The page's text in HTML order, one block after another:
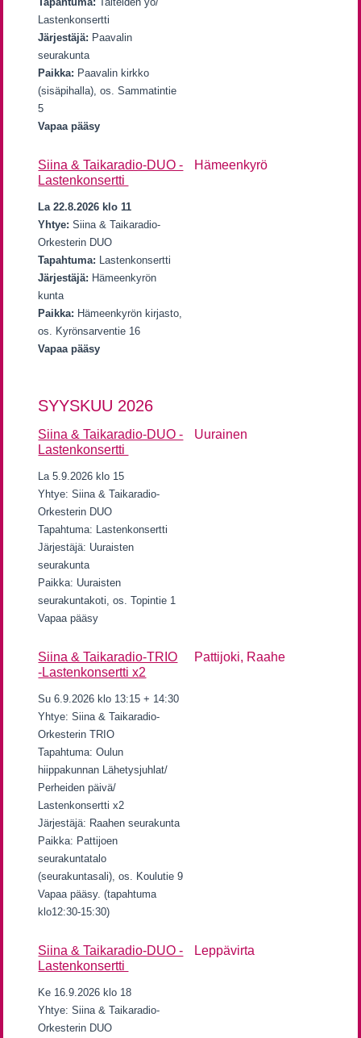
Lastenkonsertti
Järjestäjä: Paavalin
seurakunta
Paikka: Paavalin kirkko
(sisäpihalla), os. Sammatintie
5
Vapaa pääsy
Siina & Taikaradio-DUO -
Lastenkonsertti
La 22.8.2026 klo 11
Yhtye: Siina & Taikaradio-
Orkesterin DUO
Tapahtuma: Lastenkonsertti
Järjestäjä: Hämeenkyrön
kunta
Paikka: Hämeenkyrön kirjasto,
os. Kyrönsarventie 16
Vapaa pääsy
Hämeenkyrö
SYYSKUU 2026
Siina & Taikaradio-DUO -
Lastenkonsertti
La 5.9.2026 klo 15
Yhtye: Siina & Taikaradio-
Orkesterin DUO
Tapahtuma: Lastenkonsertti
Järjestäjä: Uuraisten
seurakunta
Paikka: Uuraisten
seurakuntakoti, os. Topintie 1
Vapaa pääsy
Uurainen
Siina & Taikaradio-TRIO
-Lastenkonsertti x2
Su 6.9.2026 klo 13:15 + 14:30
Yhtye: Siina & Taikaradio-
Orkesterin TRIO
Tapahtuma: Oulun
hiippakunnan Lähetysjuhlat/
Perheiden päivä/
Lastenkonsertti x2
Järjestäjä: Raahen seurakunta
Paikka: Pattijoen
seurakuntatalo
(seurakuntasali), os. Koulutie 9
Vapaa pääsy. (tapahtuma
klo12:30-15:30)
Pattijoki, Raahe
Siina & Taikaradio-DUO -
Lastenkonsertti
Ke 16.9.2026 klo 18
Yhtye: Siina & Taikaradio-
Orkesterin DUO
Leppävirta